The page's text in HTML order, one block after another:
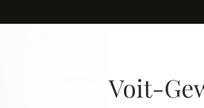
Voit-